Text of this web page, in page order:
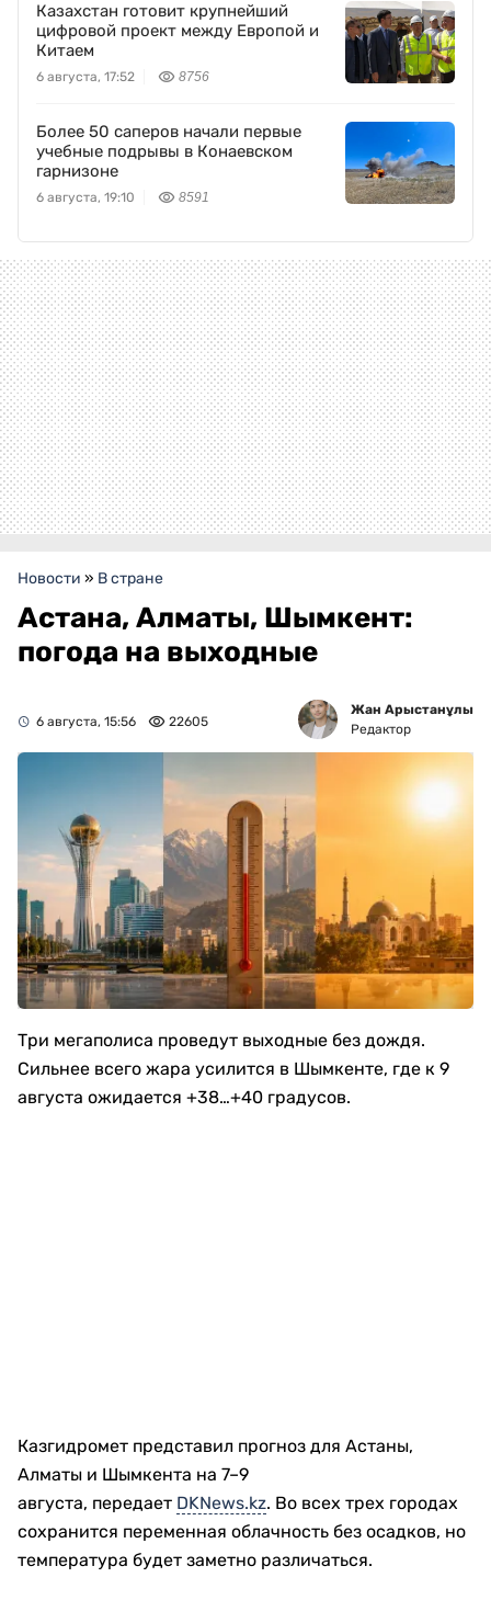
Казахстан готовит крупнейший
цифровой проект между Европой и
Китаем
6 августа, 17:52 8756
Более 50 саперов начали первые
учебные подрывы в Конаевском
гарнизоне
6 августа, 19:10 8591
Новости » В стране
Астана, Алматы, Шымкент:
погода на выходные
6 августа, 15:56 22605
Жан Арыстанұлы
Редактор
Три мегаполиса проведут выходные без дождя.
Сильнее всего жара усилится в Шымкенте, где к 9
августа ожидается +38…+40 градусов.
Казгидромет представил прогноз для Астаны,
Алматы и Шымкента на 7–9
августа, передает DKNews.kz. Во всех трех городах
сохранится переменная облачность без осадков, но
температура будет заметно различаться.